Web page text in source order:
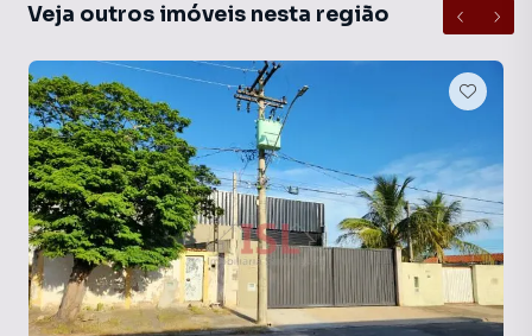
Veja outros imóveis nesta região